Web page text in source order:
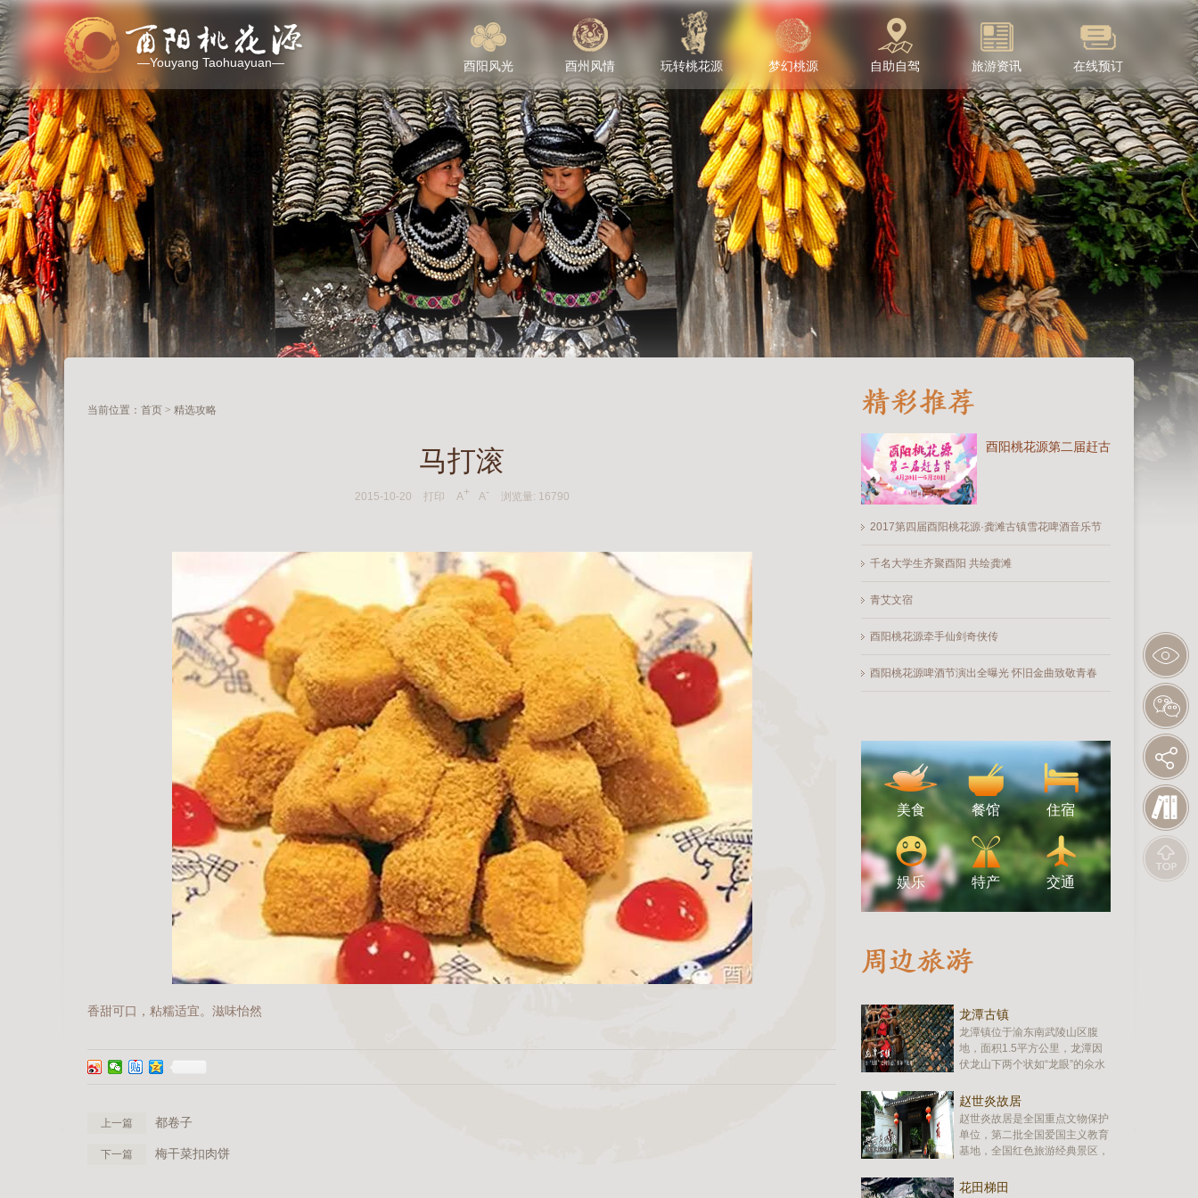
—Youyang Taohuayuan— 酉阳风光 酉州风情 玩转桃花源 梦幻桃源 自助自驾 旅游资讯 在线预订
酉阳桃花源第二届赶古节
2017第四届酉阳桃花源·龚滩古镇雪花啤酒音乐节
千名大学生齐聚酉阳 共绘龚滩
青艾文宿
酉阳桃花源牵手仙剑奇侠传
酉阳桃花源啤酒节演出全曝光 怀旧金曲致敬青春
美食 餐馆 住宿
娱乐 特产 交通
龙潭古镇
龙潭镇位于渝东南武陵山区腹
地，面积1.5平方公里，龙潭因
伏龙山下两个状如“龙眼”的氽水
间穿过，形如“龙鼻”，因而得
名。龙潭自蜀汉以来，曾相继
为“县丞”、“巡检”、“州同”、“县
佐”所在地，相当于州县的分司
赵世炎故居
赵世炎故居是全国重点文物保护
单位，第二批全国爱国主义教育
基地，全国红色旅游经典景区，
市酉阳土家族苗自治县龙潭镇，
花田梯田
当前位置： 首页 > 精选攻略
马打滚
2015-10-20 打印 A+ A- 浏览量: 16790
香甜可口，粘糯适宜。滋味怡然
上一篇 都卷子
下一篇 梅干菜扣肉饼